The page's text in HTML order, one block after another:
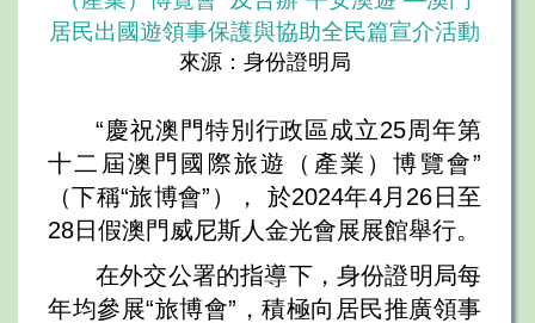
居民出國遊領事保護與協助全民篇宣介活動
來源：身份證明局
“慶祝澳門特別行政區成立25周年第
十二屆澳門國際旅遊（產業）博覽會”
（下稱“旅博會”）， 於2024年4月26日至
28日假澳門威尼斯人金光會展展館舉行。
在外交公署的指導下，身份證明局每
年均參展“旅博會”，積極向居民推廣領事